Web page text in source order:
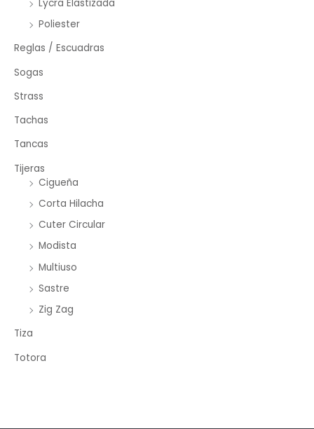
Lycra Elastizada
Poliester
Reglas / Escuadras
Sogas
Strass
Tachas
Tancas
Tijeras
Cigueña
Corta Hilacha
Cuter Circular
Modista
Multiuso
Sastre
Zig Zag
Tiza
Totora